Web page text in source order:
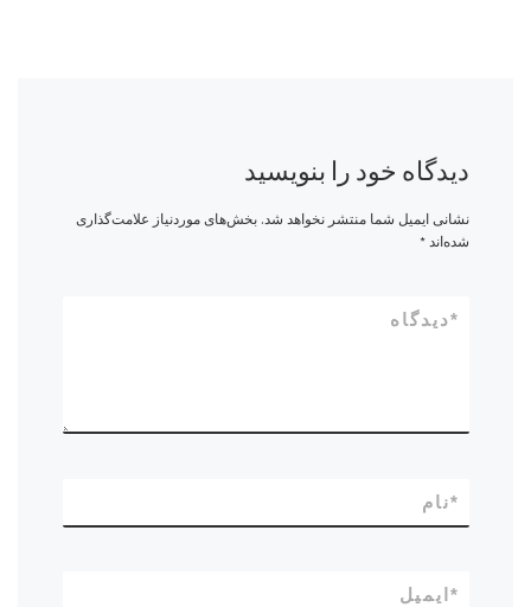
دیدگاه خود را بنویسید
نشانی ایمیل شما منتشر نخواهد شد. بخش‌های موردنیاز علامت‌گذاری
شده‌اند*
دیدگاه*
نام*
ایمیل *